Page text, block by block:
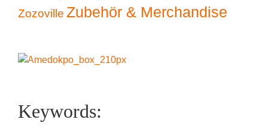
Zozoville Zubehör & Merchandise
Keywords: